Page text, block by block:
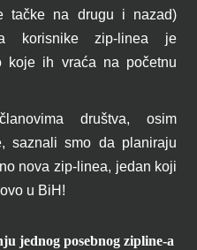
tačke na drugu i nazad)
korisnike zip-linea je
koje ih vraća na početnu
društva, osim
saznali smo da planiraju
nova zip-linea, jedan koji
u BiH!
jednog posebnog zipline-a